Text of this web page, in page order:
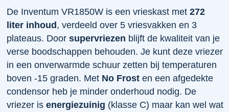
De Inventum VR1850W is een vrieskast met272
liter inhoud, verdeeld over 5 vriesvakken en 3
plateaus. Doorsupervriezen blijft de kwaliteit van je
verse boodschappen behouden. Je kunt deze vriezer
in een onverwarmde schuur zetten bij temperaturen
boven -15 graden. Met No Frost en een afgedekte
condensor heb je minder onderhoud nodig. De
vriezer isenergiezuinig (klasse C) maar kan wel wat